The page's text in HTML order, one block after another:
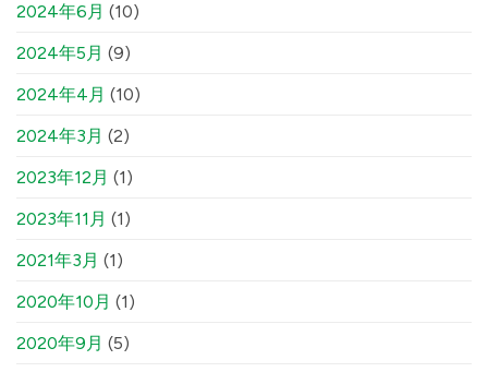
2024年6月 (10)
2024年5月 (9)
2024年4月 (10)
2024年3月 (2)
2023年12月 (1)
2023年11月 (1)
2021年3月 (1)
2020年10月 (1)
2020年9月 (5)